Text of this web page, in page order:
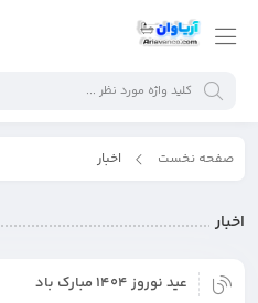
صفحه نخست اخبار
اخبار
عید نوروز 1404 مبارک باد